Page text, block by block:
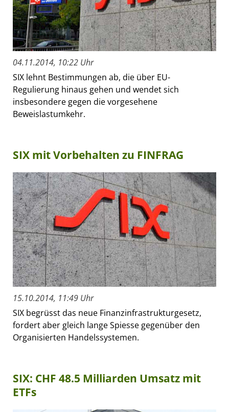
04.11.2014, 10:22 Uhr
SIX lehnt Bestimmungen ab, die über EU-
Regulierung hinaus gehen und wendet sich
insbesondere gegen die vorgesehene
Beweislastumkehr.
SIX mit Vorbehalten zu FINFRAG
15.10.2014, 11:49 Uhr
SIX begrüsst das neue Finanzinfrastrukturgesetz,
fordert aber gleich lange Spiesse gegenüber den
Organisierten Handelssystemen.
SIX: CHF 48.5 Milliarden Umsatz mit
ETFs